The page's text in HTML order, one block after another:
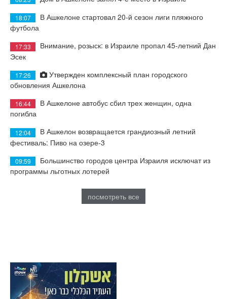
18:07
В Ашкелоне стартовал 20-й сезон лиги пляжного
футбола
17:33
Внимание, розыск: в Израиле пропал 45-летний Дан
Эсек
17:26
Утвержден комплексный план городского
обновления Ашкелона
16:44
В Ашкелоне автобус сбил трех женщин, одна
погибла
12:04
В Ашкелон возвращается грандиозный летний
фестиваль: Пиво на озере-3
09:59
Большинство городов центра Израиля исключат из
программы льготных лотерей
посмотреть все